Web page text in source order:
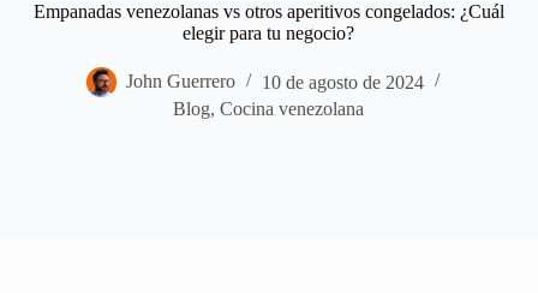
Empanadas venezolanas vs otros aperitivos congelados: ¿Cuál
elegir para tu negocio?
John Guerrero
10 de agosto de 2024
Blog,Cocina venezolana